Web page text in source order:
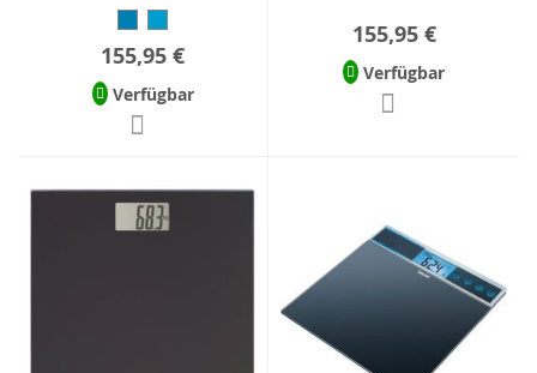
155,95 €
Verfügbar
155,95 €
Verfügbar